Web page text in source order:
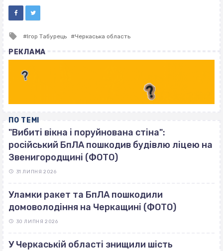
Tagged
Ігор Табурець Черкаська область
РЕКЛАМА
ПО ТЕМІ
"Вибиті вікна і поруйнована стіна":
російський БпЛА пошкодив будівлю ліцею на
Звенигородщині (ФОТО)
31 ЛИПНЯ 2026
Уламки ракет та БпЛА пошкодили
домоволодіння на Черкащині (ФОТО)
30 ЛИПНЯ 2026
У Черкаській області знищили шість